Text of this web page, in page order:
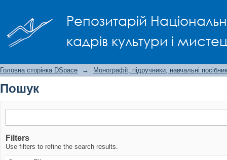
Репозитарій
кадрів культури і
Головна сторінка DSpace → Монографії, підручники, навчальні
Пошук
Filters
Use filters to refine the search results.